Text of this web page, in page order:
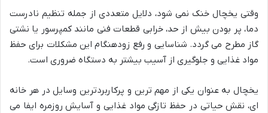
وقتی یخچال خنک نمی شود، دلایل متعددی از جمله تنظیم نادرست
دما، پر بودن بیش از حد، خرابی قطعات فنی مانند کمپرسور یا نشتی
گاز مطرح می گردد. شناسایی و رفع زودهنگام این مشکلات برای حفظ
مواد غذایی و جلوگیری از آسیب بیشتر به دستگاه ضروری است.
یخچال به عنوان یکی از مهم ترین و پرکاربردترین وسایل در هر خانه
ای، نقش حیاتی در حفظ تازگی مواد غذایی و آسایش روزمره ایفا می